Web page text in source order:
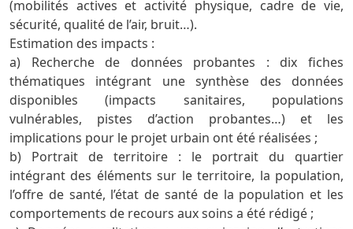
(mobilités actives et activité physique, cadre de vie,
sécurité, qualité de l’air, bruit…).
Estimation des impacts :
a) Recherche de données probantes : dix fiches
thématiques intégrant une synthèse des données
disponibles (impacts sanitaires, populations
vulnérables, pistes d’action probantes…) et les
implications pour le projet urbain ont été réalisées ;
b) Portrait de territoire : le portrait du quartier
intégrant des éléments sur le territoire, la population,
l’offre de santé, l’état de santé de la population et les
comportements de recours aux soins a été rédigé ;